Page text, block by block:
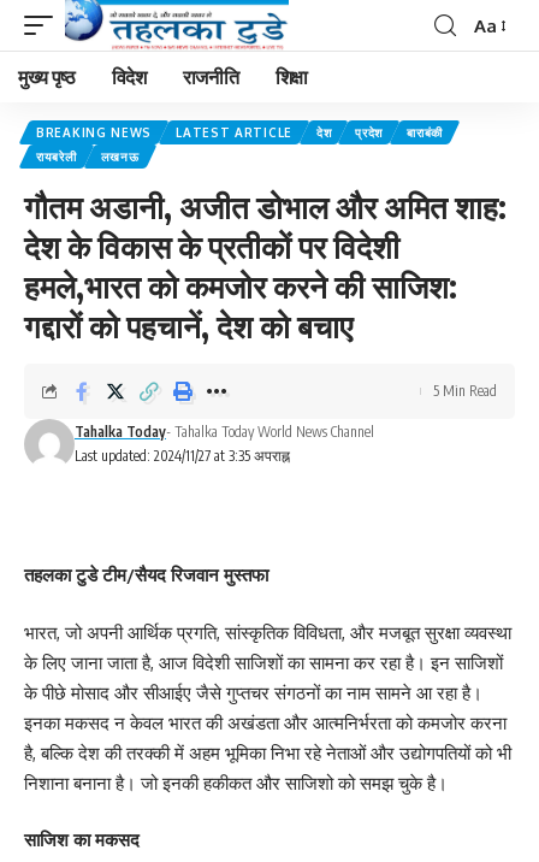
Aa
मुख्य पृष्ठ विदेश राजनीति शिक्षा
BREAKING NEWS LATEST ARTICLE देश प्रदेश
बाराबंकी
रायबरेली
लखनऊ
गौतम अडानी, अजीत डोभाल और अमित शाह:
देश के विकास के प्रतीकों पर विदेशी
हमले,भारत को कमजोर करने की साजिश:
गद्दारों को पहचानें, देश को बचाए
Last updated: 2024/11/27 at 3:35 अपराह्न
Tahalka Today- Tahalka Today World News Channel
5 Min Read
तहलका टुडे टीम/सैयद रिजवान मुस्तफा
भारत, जो अपनी आर्थिक प्रगति, सांस्कृतिक विविधता, और मजबूत सुरक्षा व्यवस्था
के लिए जाना जाता है, आज विदेशी साजिशों का सामना कर रहा है। इन साजिशों
के पीछे मोसाद और सीआईए जैसे गुप्तचर संगठनों का नाम सामने आ रहा है।
इनका मकसद न केवल भारत की अखंडता और आत्मनिर्भरता को कमजोर करना
है, बल्कि देश की तरक्की में अहम भूमिका निभा रहे नेताओं और उद्योगपतियों को भी
निशाना बनाना है। जो इनकी हकीकत और साजिशो को समझ चुके है।
साजिश का मकसद